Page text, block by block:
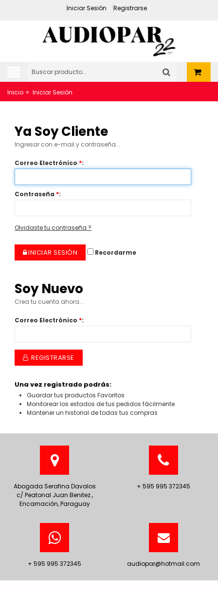
Iniciar Sesión Registrarse
Inicio » Iniciar Sesión
Ya Soy Cliente
Ingresar con e-mail y contraseña...
Correo Electrónico *:
Contraseña *:
Olvidaste tu contraseña ?
INICIAR SESIÓN Recordarme
Soy Nuevo
Crea tu cuenta ahora...
Correo Electrónico *:
REGISTRARSE
Una vez registrado podrás:
Guardar tus productos Favoritos
Monitorear los estados de tus pedidos fácilmente
Mantener un historial de todas tus compras
Abogada Serafina Davalos
c/ Peatonal Juan Benitez.,
Encarnación, Paraguay
+ 595 995 372345
+ 595 995 372345 audiopar@hotmail.com